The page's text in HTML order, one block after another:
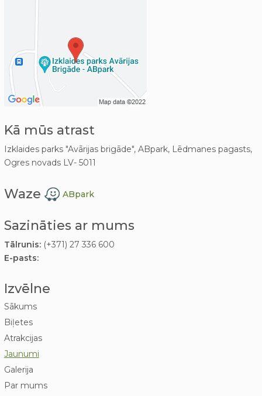
Kā mūs atrast
Izklaides parks "Avārijas brigāde", ABpark, Lēdmanes pagasts,
Ogres novads LV- 5011
Waze ABpark
Sazināties ar mums
Tālrunis:(+371) 27 336 600
E-pasts:
Izvēlne
Sākums
Biļetes
Atrakcijas
Jaunumi
Galerija
Par mums